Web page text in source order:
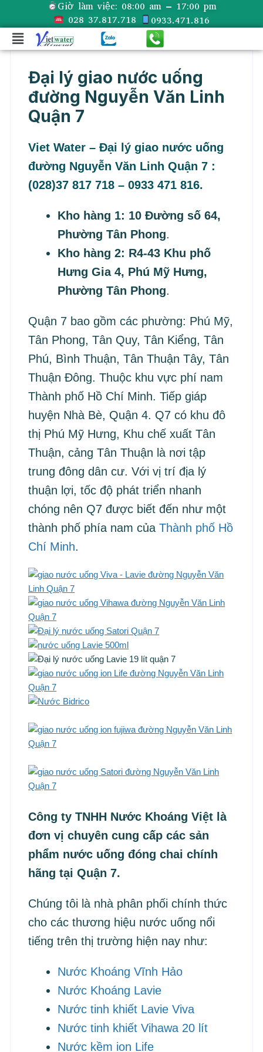
Giờ làm việc: 08:00 am – 17:00 pm
028 37.817.718
0933.471.816
Đại lý giao nước uống
đường Nguyễn Văn Linh
Quận 7
Viet Water – Đại lý giao nước uống
đường Nguyễn Văn Linh Quận 7 :
(028)37 817 718 – 0933 471 816.
Kho hàng 1: 10 Đường số 64,
Phường Tân Phong.
Kho hàng 2: R4-43 Khu phố
Hưng Gia 4, Phú Mỹ Hưng,
Phường Tân Phong.
Quận 7 bao gồm các phường: Phú Mỹ,
Tân Phong, Tân Quy, Tân Kiểng, Tân
Phú, Bình Thuận, Tân Thuận Tây, Tân
Thuận Đông. Thuộc khu vực phí nam
Thành phố Hồ Chí Minh. Tiếp giáp
huyện Nhà Bè, Quận 4. Q7 có khu đô
thị Phú Mỹ Hưng, Khu chế xuất Tân
Thuận, cảng Tân Thuận là nơi tập
trung đông dân cư. Với vị trí địa lý
thuận lợi, tốc độ phát triển nhanh
chóng nên Q7 được biết đến như một
thành phố phía nam củaThành phố Hồ
Chí Minh.
Công ty TNHH Nước Khoáng Việt là
đơn vị chuyên cung cấp các sản
phẩm nước uống đóng chai chính
hãng tại Quận 7.
Chúng tôi là nhà phân phối chính thức
cho các thương hiệu nước uống nổi
tiếng trên thị trường hiện nay như:
Nước Khoáng Vĩnh Hảo
Nước Khoáng Lavie
Nước tinh khiết Lavie Viva
Nước tinh khiết Vihawa 20 lít
Nước kềm ion Life